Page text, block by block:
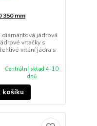
350 mm
diamantová jádrová
vrtačky s
vrtání jádra s
Centrální sklad 4-10
dnů
košíku